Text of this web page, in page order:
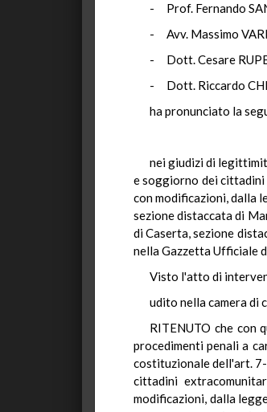
- Prof. Fernando
- Avv. Massimo VARI
- Dott. Cesare
- Dott. Riccardo
ha pronunciato la
nei giudizi di
e soggiorno dei
con modificazioni, dalla
sezione distaccata di
di Caserta, sezione
nella Gazzetta Ufficiale
Visto l'atto di
udito nella camera di
RITENUTO che con
procedimenti penali a
costituzionale dell'art.
cittadini
modificazioni, dalla